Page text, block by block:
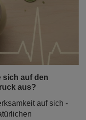
sich auf den
aus?
auf sich -